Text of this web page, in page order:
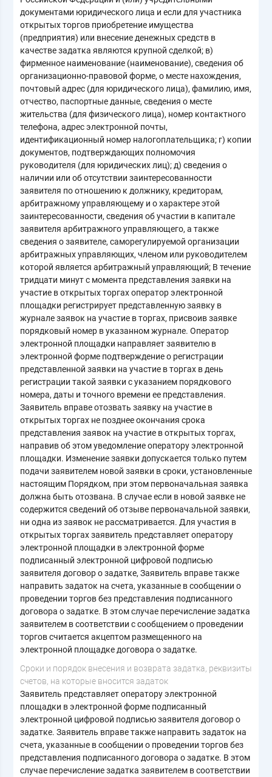
документами юридического лица и если для участника
открытых торгов приобретение имущества
(предприятия) или внесение денежных средств в
качестве задатка являются крупной сделкой; в)
фирменное наименование (наименование), сведения об
организационно-правовой форме, о месте нахождения,
почтовый адрес (для юридического лица), фамилию, имя,
отчество, паспортные данные, сведения о месте
жительства (для физического лица), номер контактного
телефона, адрес электронной почты,
идентификационный номер налогоплательщика; г) копии
документов, подтверждающих полномочия
руководителя (для юридических лиц); д) сведения о
наличии или об отсутствии заинтересованности
заявителя по отношению к должнику, кредиторам,
арбитражному управляющему и о характере этой
заинтересованности, сведения об участии в капитале
заявителя арбитражного управляющего, а также
сведения о заявителе, саморегулируемой организации
арбитражных управляющих, членом или руководителем
которой является арбитражный управляющий; В течение
тридцати минут с момента представления заявки на
участие в открытых торгах оператор электронной
площадки регистрирует представленную заявку в
журнале заявок на участие в торгах, присвоив заявке
порядковый номер в указанном журнале. Оператор
электронной площадки направляет заявителю в
электронной форме подтверждение о регистрации
представленной заявки на участие в торгах в день
регистрации такой заявки с указанием порядкового
номера, даты и точного времени ее представления.
Заявитель вправе отозвать заявку на участие в
открытых торгах не позднее окончания срока
представления заявок на участие в открытых торгах,
направив об этом уведомление оператору электронной
площадки. Изменение заявки допускается только путем
подачи заявителем новой заявки в сроки, установленные
настоящим Порядком, при этом первоначальная заявка
должна быть отозвана. В случае если в новой заявке не
содержится сведений об отзыве первоначальной заявки,
ни одна из заявок не рассматривается. Для участия в
открытых торгах заявитель представляет оператору
электронной площадки в электронной форме
подписанный электронной цифровой подписью
заявителя договор о задатке, Заявитель вправе также
направить задаток на счета, указанные в сообщении о
проведении торгов без представления подписанного
договора о задатке. В этом случае перечисление задатка
заявителем в соответствии с сообщением о проведении
торгов считается акцептом размещенного на
электронной площадке договора о задатке.
Cроки и порядок внесения и возврата задатка, реквизиты
счетов, на которые вносится задаток
Заявитель представляет оператору электронной
площадки в электронной форме подписанный
электронной цифровой подписью заявителя договор о
задатке. Заявитель вправе также направить задаток на
счета, указанные в сообщении о проведении торгов без
представления подписанного договора о задатке. В этом
случае перечисление задатка заявителем в соответствии